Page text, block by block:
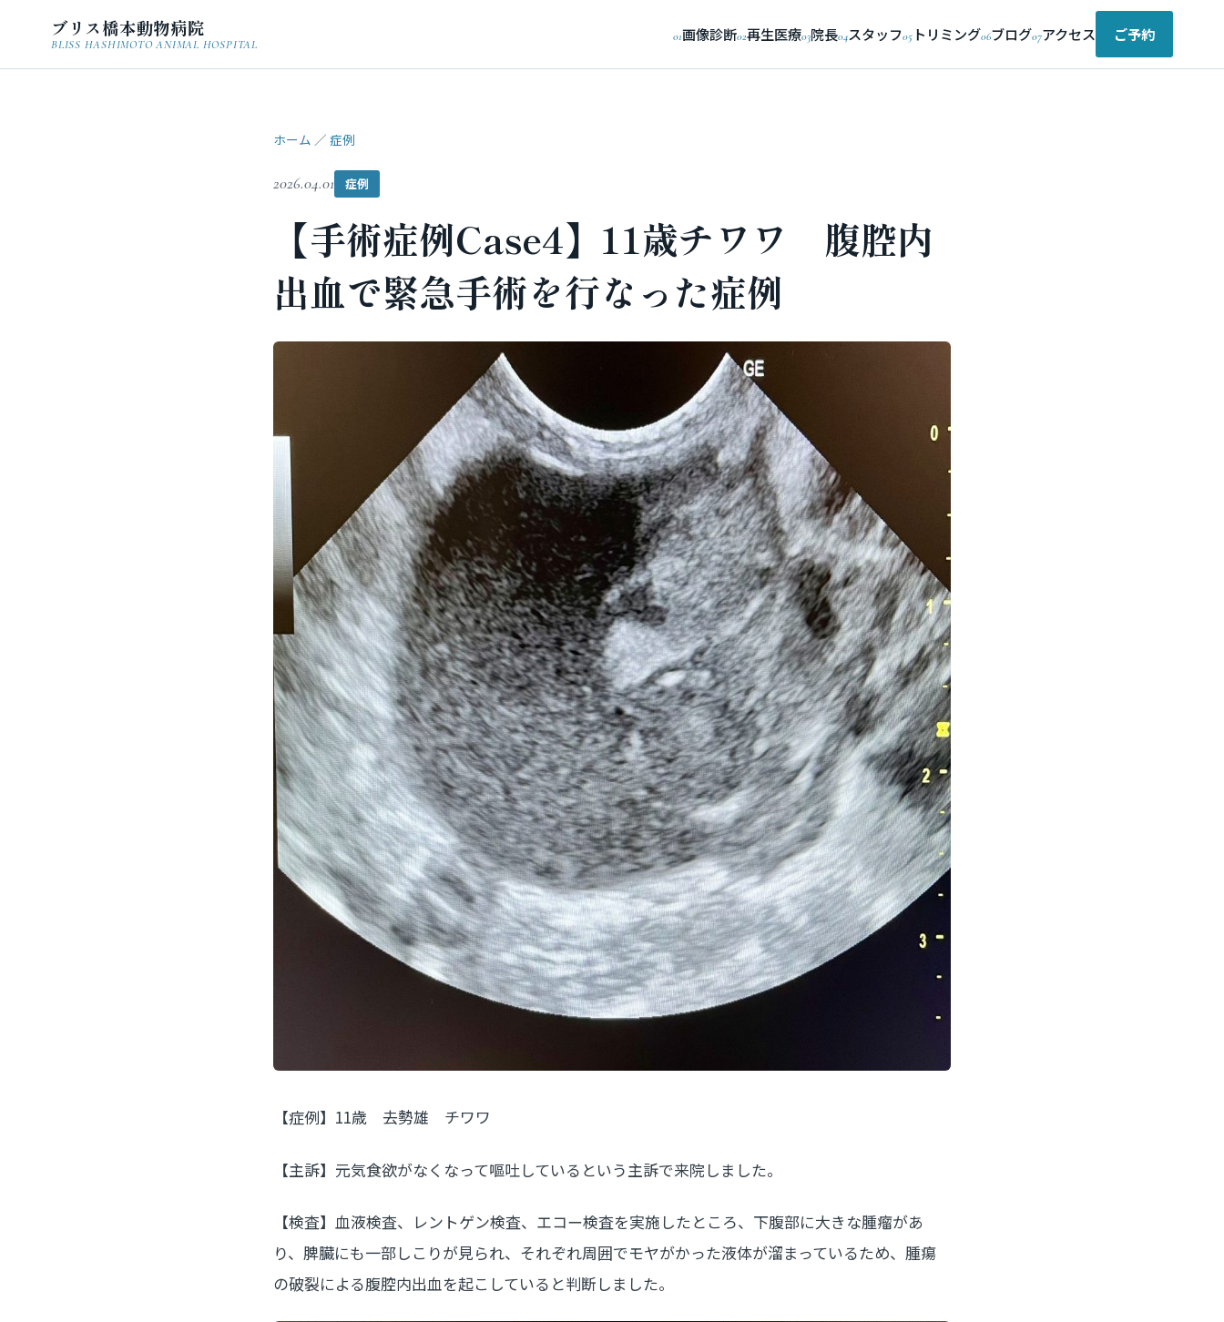
ブリス橋本動物病院
BLISS HASHIMOTO ANIMAL HOSPITAL
01画像診断02再生医療03院長04スタッフ05 トリミング06ブログ07アクセス ご予約
ホーム ／ 症例
2026.04.01 症例
【手術症例Case4】11歳チワワ 腹腔内
出血で緊急手術を行なった症例
【症例】11歳 去勢雄 チワワ
【主訴】元気食欲がなくなって嘔吐しているという主訴で来院しました。
【検査】血液検査、レントゲン検査、エコー検査を実施したところ、下腹部に大きな腫瘤があ
り、脾臓にも一部しこりが見られ、それぞれ周囲でモヤがかった液体が溜まっているため、腫瘍
の破裂による腹腔内出血を起こしていると判断しました。